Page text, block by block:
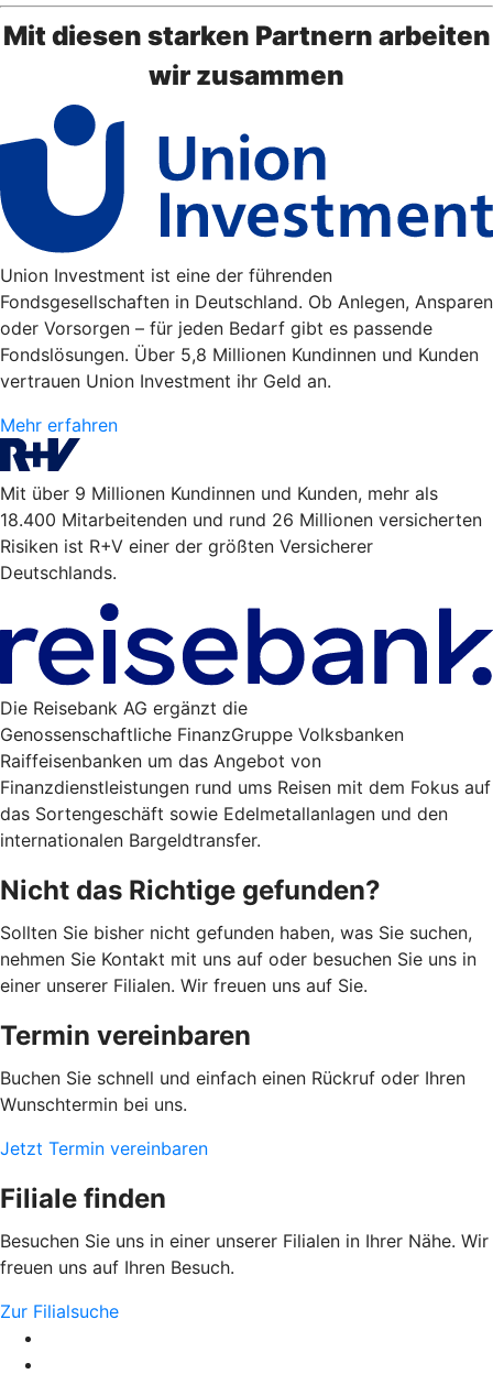
Mit diesen starken Partnern arbeiten
wir zusammen
Union Investment ist eine der führenden
Fondsgesellschaften in Deutschland. Ob Anlegen, Ansparen
oder Vorsorgen – für jeden Bedarf gibt es passende
Fondslösungen. Über 5,8 Millionen Kundinnen und Kunden
vertrauen Union Investment ihr Geld an.
Mehr erfahren
Mit über 9 Millionen Kundinnen und Kunden, mehr als
18.400 Mitarbeitenden und rund 26 Millionen versicherten
Risiken ist R+V einer der größten Versicherer
Deutschlands.
Die Reisebank AG ergänzt die
Genossenschaftliche FinanzGruppe Volksbanken
Raiffeisenbanken um das Angebot von
Finanzdienstleistungen rund ums Reisen mit dem Fokus auf
das Sortengeschäft sowie Edelmetallanlagen und den
internationalen Bargeldtransfer.
Nicht das Richtige gefunden?
Sollten Sie bisher nicht gefunden haben, was Sie suchen,
nehmen Sie Kontakt mit uns auf oder besuchen Sie uns in
einer unserer Filialen. Wir freuen uns auf Sie.
Termin vereinbaren
Buchen Sie schnell und einfach einen Rückruf oder Ihren
Wunschtermin bei uns.
Jetzt Termin vereinbaren
Filiale finden
Besuchen Sie uns in einer unserer Filialen in Ihrer Nähe. Wir
freuen uns auf Ihren Besuch.
Zur Filialsuche